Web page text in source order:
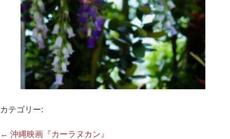
カテゴリー:
← 沖縄映画『カーラヌカン』